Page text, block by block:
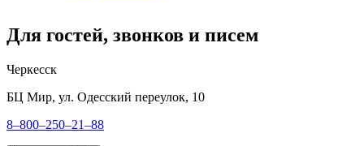
Для гостей, звонков и писем
Черкесск
БЦ Мир, ул. Одесский переулок, 10
8–800–250–21–88